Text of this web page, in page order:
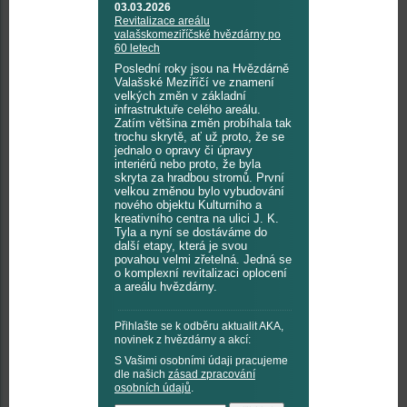
03.03.2026
Revitalizace areálu
valašskomeziříčské hvězdárny po
60 letech
Poslední roky jsou na Hvězdárně
Valašské Meziříčí ve znamení
velkých změn v základní
infrastruktuře celého areálu.
Zatím většina změn probíhala tak
trochu skrytě, ať už proto, že se
jednalo o opravy či úpravy
interiérů nebo proto, že byla
skryta za hradbou stromů. První
velkou změnou bylo vybudování
nového objektu Kulturního a
kreativního centra na ulici J. K.
Tyla a nyní se dostáváme do
další etapy, která je svou
povahou velmi zřetelná. Jedná se
o komplexní revitalizaci oplocení
a areálu hvězdárny.
Přihlašte se k odběru aktualit AKA,
novinek z hvězdárny a akcí:
S Vašimi osobními údaji pracujeme
dle našich zásad zpracování
osobních údajů.